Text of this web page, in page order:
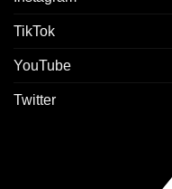
TikTok
YouTube
Twitter